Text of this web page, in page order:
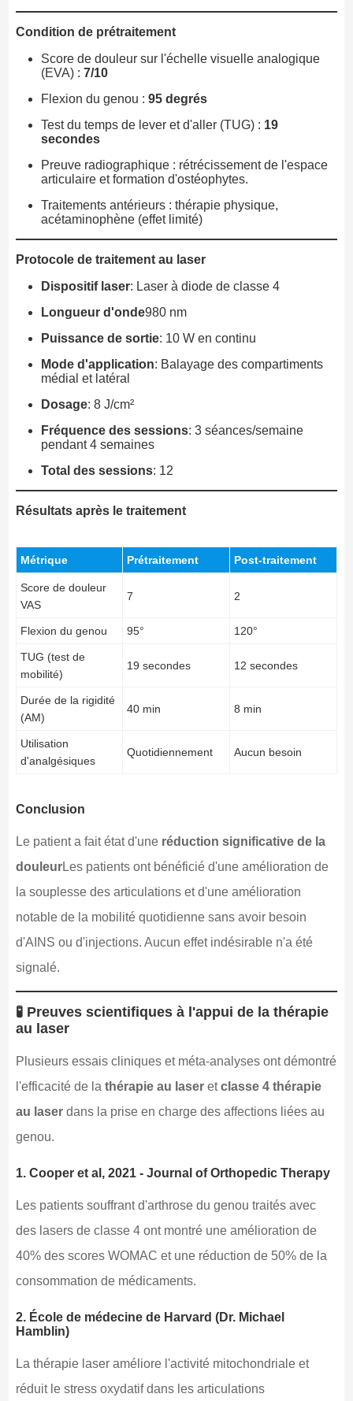
Condition de prétraitement
Score de douleur sur l'échelle visuelle analogique
(EVA) : 7/10
Flexion du genou : 95 degrés
Test du temps de lever et d'aller (TUG) : 19
secondes
Preuve radiographique : rétrécissement de l'espace
articulaire et formation d'ostéophytes.
Traitements antérieurs : thérapie physique,
acétaminophène (effet limité)
Protocole de traitement au laser
Dispositif laser: Laser à diode de classe 4
Longueur d'onde980 nm
Puissance de sortie: 10 W en continu
Mode d'application: Balayage des compartiments
médial et latéral
Dosage: 8 J/cm²
Fréquence des sessions: 3 séances/semaine
pendant 4 semaines
Total des sessions: 12
Résultats après le traitement
Métrique Prétraitement Post-traitement
Score de douleur
VAS
7 2
Flexion du genou 95° 120°
TUG (test de
mobilité)
19 secondes 12 secondes
Durée de la rigidité
(AM)
40 min 8 min
Utilisation
d'analgésiques
Quotidiennement Aucun besoin
Conclusion
Le patient a fait état d'une réduction significative de la
douleurLes patients ont bénéficié d'une amélioration de
la souplesse des articulations et d'une amélioration
notable de la mobilité quotidienne sans avoir besoin
d'AINS ou d'injections. Aucun effet indésirable n'a été
signalé.
🧪 Preuves scientifiques à l'appui de la thérapie
au laser
Plusieurs essais cliniques et méta-analyses ont démontré
l'efficacité de la thérapie au laseretclasse 4 thérapie
au laserdans la prise en charge des affections liées au
genou.
1. Cooper et al, 2021 - Journal of Orthopedic Therapy
Les patients souffrant d'arthrose du genou traités avec
des lasers de classe 4 ont montré une amélioration de
40% des scores WOMAC et une réduction de 50% de la
consommation de médicaments.
2. École de médecine de Harvard (Dr. Michael
Hamblin)
La thérapie laser améliore l'activité mitochondriale et
réduit le stress oxydatif dans les articulations